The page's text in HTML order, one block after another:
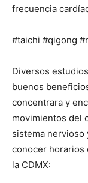
frecuencia
#taichi #qigong
Diversos
buenos
concentrara y
movimientos del
sistema nervioso
conocer horarios
la CDMX: